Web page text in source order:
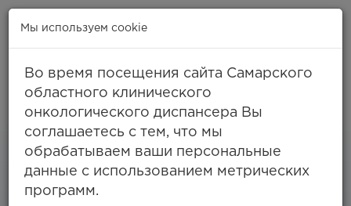
Самара, ул. Солнечная, 50
(тел. единый call-центр),
994-03-99факс
info@samaraonko.ru
Мы используем cookie
Во время посещения сайта Самарского
областного клинического
онкологического диспансера Вы
соглашаетесь с тем, что мы
обрабатываем ваши персональные
данные с использованием метрических
программ.